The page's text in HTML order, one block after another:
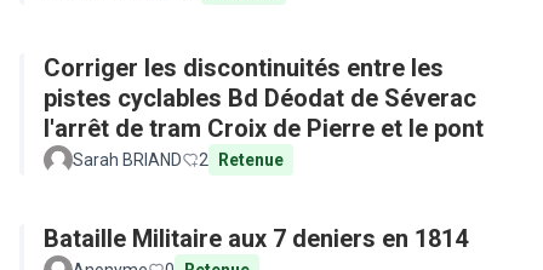
Corriger les discontinuités entre les
pistes cyclables Bd Déodat de Séverac
l'arrêt de tram Croix de Pierre et le pont
Sarah BRIAND 2 Retenue
Bataille Militaire aux 7 deniers en 1814